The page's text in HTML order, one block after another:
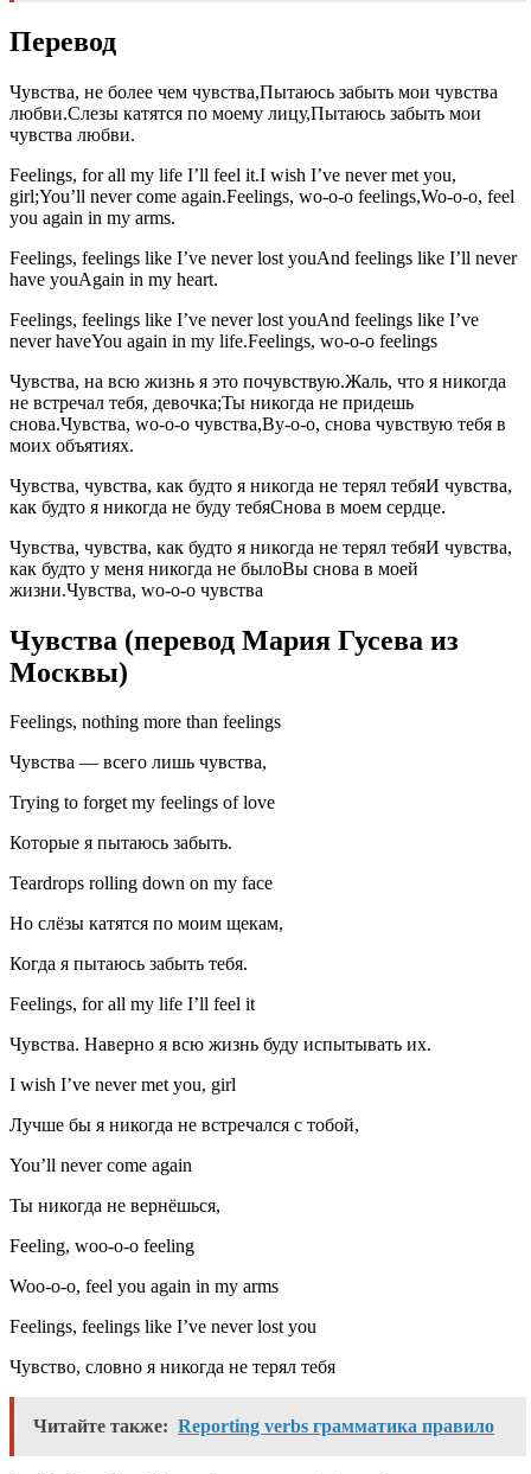
Перевод
Чувства, не более чем чувства,Пытаюсь забыть мои чувства
любви.Слезы катятся по моему лицу,Пытаюсь забыть мои
чувства любви.
Feelings, for all my life I’ll feel it.I wish I’ve never met you,
girl;You’ll never come again.Feelings, wo-o-o feelings,Wo-o-o, feel
you again in my arms.
Feelings, feelings like I’ve never lost youAnd feelings like I’ll never
have youAgain in my heart.
Feelings, feelings like I’ve never lost youAnd feelings like I’ve
never haveYou again in my life.Feelings, wo-o-o feelings
Чувства, на всю жизнь я это почувствую.Жаль, что я никогда
не встречал тебя, девочка;Ты никогда не придешь
снова.Чувства, wo-o-o чувства,Ву-о-о, снова чувствую тебя в
моих объятиях.
Чувства, чувства, как будто я никогда не терял тебяИ чувства,
как будто я никогда не буду тебяСнова в моем сердце.
Чувства, чувства, как будто я никогда не терял тебяИ чувства,
как будто у меня никогда не былоВы снова в моей
жизни.Чувства, wo-o-o чувства
Чувства (перевод Мария Гусева из
Москвы)
Feelings, nothing more than feelings
Чувства — всего лишь чувства,
Trying to forget my feelings of love
Которые я пытаюсь забыть.
Teardrops rolling down on my face
Но слёзы катятся по моим щекам,
Когда я пытаюсь забыть тебя.
Feelings, for all my life I’ll feel it
Чувства. Наверно я всю жизнь буду испытывать их.
I wish I’ve never met you, girl
Лучше бы я никогда не встречался с тобой,
You’ll never come again
Ты никогда не вернёшься,
Feeling, woo-o-o feeling
Woo-o-o, feel you again in my arms
Feelings, feelings like I’ve never lost you
Чувство, словно я никогда не терял тебя
Читайте также: Reporting verbs грамматика правило